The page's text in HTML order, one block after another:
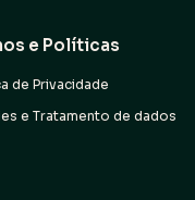
e Políticas
de Privacidade
e Tratamento de dados